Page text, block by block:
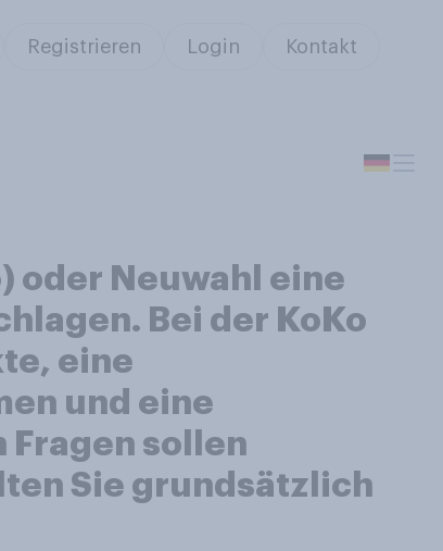
Registrieren Login Kontakt
oder Neuwahl eine
Bei der KoKo
eine
und eine
sollen
Sie grundsätzlich